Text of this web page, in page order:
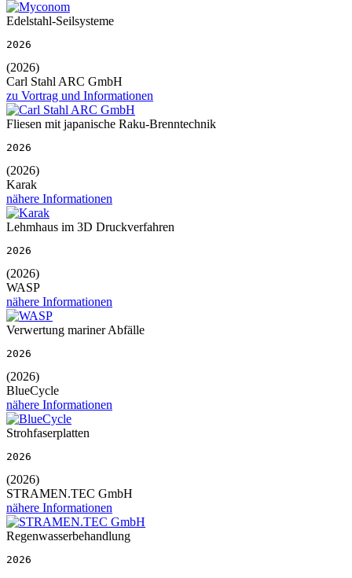
Edelstahl-Seilsysteme
2026
(2026)
Carl Stahl ARC GmbH
zu Vortrag und Informationen
Fliesen mit japanische Raku-Brenntechnik
2026
(2026)
Karak
nähere Informationen
Lehmhaus im 3D Druckverfahren
2026
(2026)
WASP
nähere Informationen
Verwertung mariner Abfälle
2026
(2026)
BlueCycle
nähere Informationen
Strohfaserplatten
2026
(2026)
STRAMEN.TEC GmbH
nähere Informationen
Regenwasserbehandlung
2026